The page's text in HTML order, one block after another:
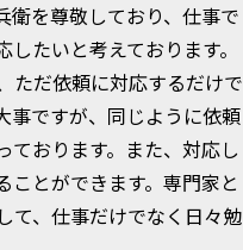
衛を尊敬しており、仕事で
たいと考えております。
ただ依頼に対応するだけで
事ですが、同じように依頼
ております。また、対応し
ことができます。専門家と
て、仕事だけでなく日々勉